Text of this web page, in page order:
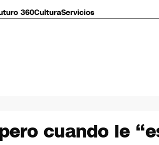
360CulturaServicios
cuando le